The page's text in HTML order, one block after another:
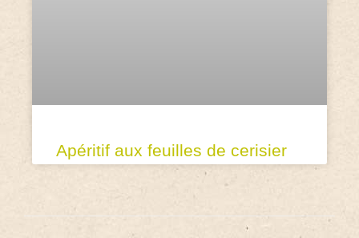
Apéritif aux feuilles de cerisier